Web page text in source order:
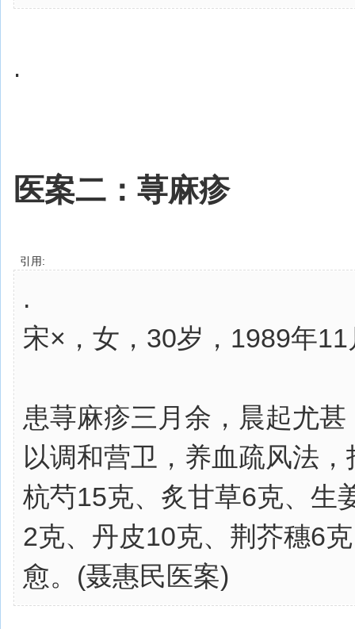
.
医案二：荨麻疹
引用:
.
宋×，女，30岁，1989年
患荨麻疹三月余，晨起尤
以调和营卫，养血疏风法
杭芍15克、炙甘草6克、生
2克、丹皮10克、荆芥穗6
愈。(聂惠民医案)